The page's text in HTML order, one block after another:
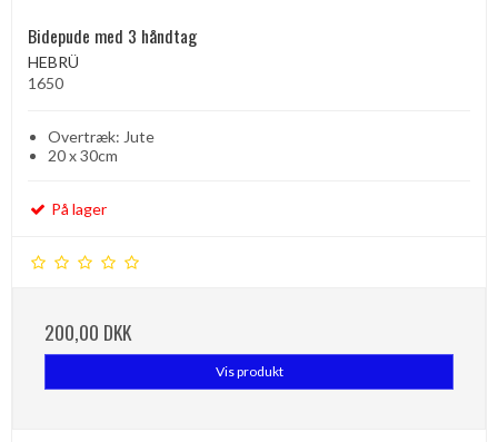
Bidepude med 3 håndtag
HEBRÜ
1650
Overtræk: Jute
20 x 30cm
På lager
200,00 DKK
Vis produkt